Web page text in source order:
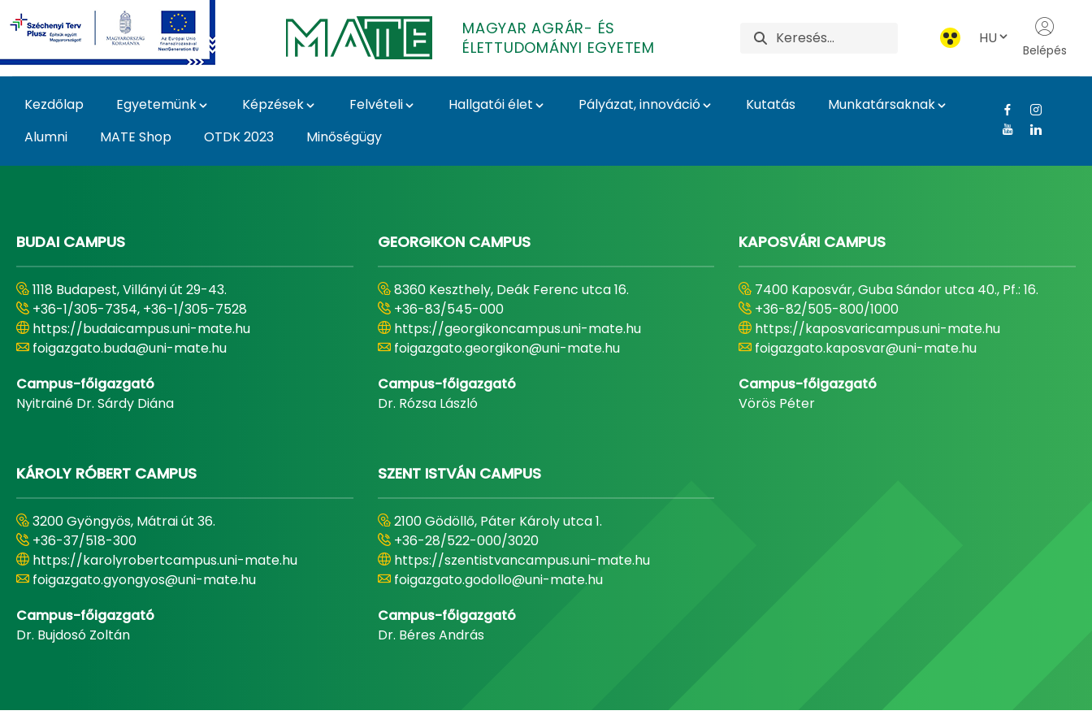
Ugrás a fő tartalomhoz
MAGYAR AGRÁR- ÉS
ÉLETTUDOMÁNYI EGYETEM
HU
Belépés
Kezdőlap Egyetemünk Képzések Felvételi Hallgatói élet Pályázat, innováció Kutatás
Munkatársaknak
Alumni
MATE Shop OTDK 2023 Minőségügy
BUDAI CAMPUS
1118 Budapest, Villányi út 29-43.
+36-1/305-7354, +36-1/305-7528
https://budaicampus.uni-mate.hu
foigazgato.buda@uni-mate.hu
Campus-főigazgató
Nyitrainé Dr. Sárdy Diána
GEORGIKON CAMPUS
8360 Keszthely, Deák Ferenc utca 16.
+36-83/545-000
https://georgikoncampus.uni-mate.hu
foigazgato.georgikon@uni-mate.hu
Campus-főigazgató
Dr. Rózsa László
KAPOSVÁRI CAMPUS
7400 Kaposvár, Guba Sándor utca 40., Pf.: 16.
+36-82/505-800/1000
https://kaposvaricampus.uni-mate.hu
foigazgato.kaposvar@uni-mate.hu
Campus-főigazgató
Vörös Péter
KÁROLY RÓBERT CAMPUS
3200 Gyöngyös, Mátrai út 36.
+36-37/518-300
https://karolyrobertcampus.uni-mate.hu
foigazgato.gyongyos@uni-mate.hu
Campus-főigazgató
Dr. Bujdosó Zoltán
SZENT ISTVÁN CAMPUS
2100 Gödöllő, Páter Károly utca 1.
+36-28/522-000/3020
https://szentistvancampus.uni-mate.hu
foigazgato.godollo@uni-mate.hu
Campus-főigazgató
Dr. Béres András